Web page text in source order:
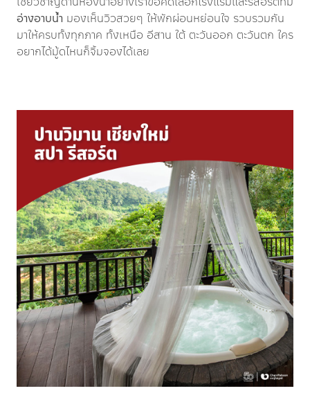
อ่างอาบน้ำ มองเห็นวิวสวยๆ ให้พักผ่อนหย่อนใจ รวบรวมกัน
มาให้ครบทั้งทุกภาค ทั้งเหนือ อีสาน ใต้ ตะวันออก ตะวันตก ใคร
อยากได้มู้ดไหนก็จิ้มจองได้เลย